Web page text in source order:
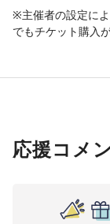
※主催者の設定に
でもチケット購入
応援コメ